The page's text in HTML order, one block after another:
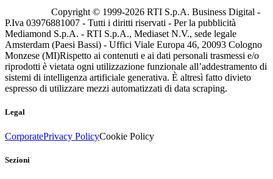
Copyright © 1999-2026 RTI S.p.A. Business Digital -
P.Iva 03976881007 - Tutti i diritti riservati - Per la pubblicità
Mediamond S.p.A. - RTI S.p.A., Mediaset N.V., sede legale
Amsterdam (Paesi Bassi) - Uffici Viale Europa 46, 20093 Cologno
Monzese (MI)Rispetto ai contenuti e ai dati personali trasmessi e/o
riprodotti è vietata ogni utilizzazione funzionale all’addestramento di
sistemi di intelligenza artificiale generativa. È altresì fatto divieto
espresso di utilizzare mezzi automatizzati di data scraping.
Legal
CorporatePrivacy PolicyCookie Policy
Sezioni